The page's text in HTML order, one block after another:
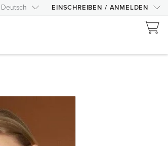
Deutsch EINSCHREIBEN / ANMELDEN